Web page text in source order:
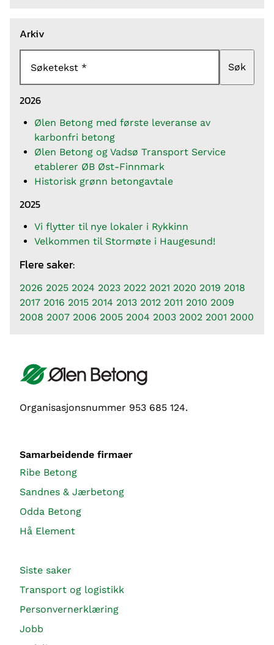
Arkiv
Søketekst Søk
2026
Ølen Betong med første leveranse av
karbonfri betong
Ølen Betong og Vadsø Transport Service
etablerer ØB Øst-Finnmark
Historisk grønn betongavtale
2025
Vi flytter til nye lokaler i Rykkinn
Velkommen til Stormøte i Haugesund!
Flere saker:
2026 2025 2024 2023 2022 2021 2020 2019 2018
2017 2016 2015 2014 2013 2012 2011 2010 2009
2008 2007 2006 2005 2004 2003 2002 2001 2000
Organisasjonsnummer 953 685 124.
Samarbeidende firmaer
Ribe Betong
Sandnes & Jærbetong
Odda Betong
Hå Element
Siste saker
Transport og logistikk
Personvernerklæring
Jobb